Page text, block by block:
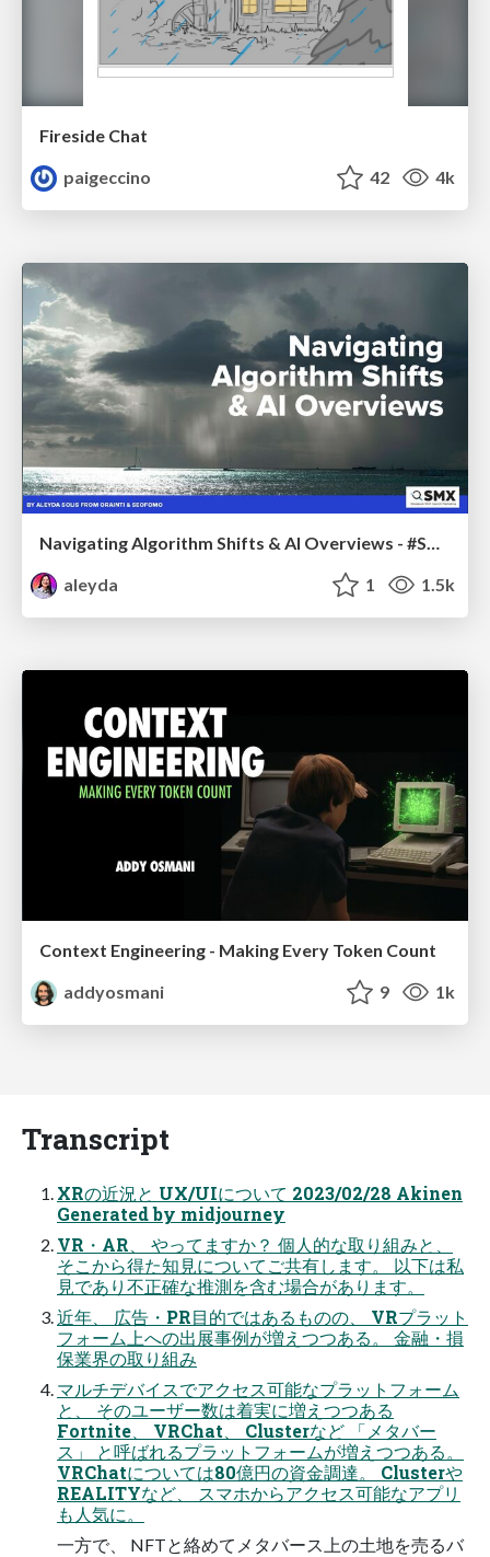
Fireside Chat
paigeccino
42 4k
Navigating Algorithm Shifts & AI Overviews - #SMXNext
aleyda
1 1.5k
Context Engineering - Making Every Token Count
addyosmani
9 1k
Transcript
XRの近況と UX/UIについて 2023/02/28 Akinen
Generated by midjourney
VR・AR、 やってますか？ 個人的な取り組みと、
そこから得た知見についてご共有します。 以下は私
見であり不正確な推測を含む場合があります。
近年、 広告・PR目的ではあるものの、 VRプラット
フォーム上への出展事例が増えつつある。 金融・損
保業界の取り組み
マルチデバイスでアクセス可能なプラットフォーム
と、 そのユーザー数は着実に増えつつある
Fortnite、 VRChat、 Clusterなど 「メタバー
ス」 と呼ばれるプラットフォームが増えつつある。
VRChatについては80億円の資金調達。 Clusterや
REALITYなど、 スマホからアクセス可能なアプリ
も人気に。
一方で、 NFTと絡めてメタバース上の土地を売るバ